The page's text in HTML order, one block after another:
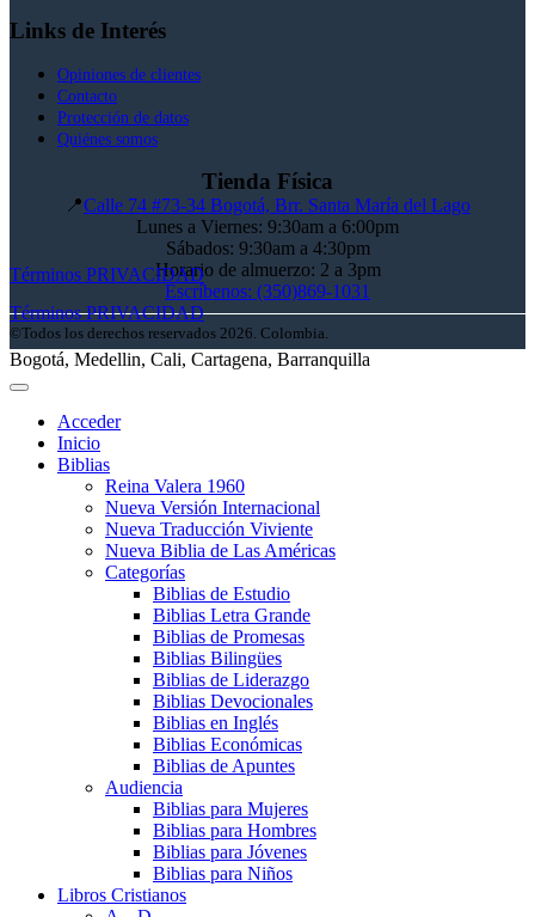
Links de Interés
Opiniones de clientes
Contacto
Protección de datos
Quiénes somos
Tienda Física
📍Calle 74 #73-34 Bogotá, Brr. Santa María del Lago
Lunes a Viernes: 9:30am a 6:00pm
Sábados: 9:30am a 4:30pm
Horario de almuerzo: 2 a 3pm
Escríbenos: (350)869-1031
©Todos los derechos reservados 2026. Colombia.
Términos PRIVACIDAD
Términos PRIVACIDAD
Bogotá, Medellin, Cali, Cartagena, Barranquilla
Acceder
Inicio
Biblias
Reina Valera 1960
Nueva Versión Internacional
Nueva Traducción Viviente
Nueva Biblia de Las Américas
Categorías
Biblias de Estudio
Biblias Letra Grande
Biblias de Promesas
Biblias Bilingües
Biblias de Liderazgo
Biblias Devocionales
Biblias en Inglés
Biblias Económicas
Biblias de Apuntes
Audiencia
Biblias para Mujeres
Biblias para Hombres
Biblias para Jóvenes
Biblias para Niños
Libros Cristianos